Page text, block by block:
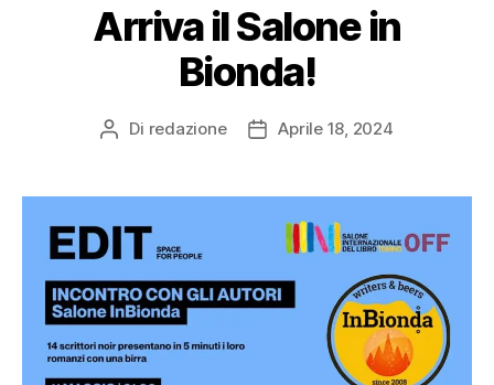
Arriva il Salone in
Bionda!
Autore
Di redazione
DataAprile 18, 2024